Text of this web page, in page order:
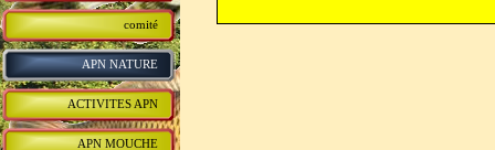
comité
APN NATURE
ACTIVITES APN
APN MOUCHE